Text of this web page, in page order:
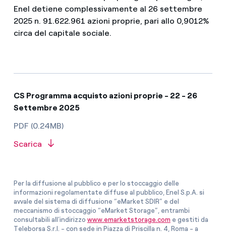
Enel detiene complessivamente al 26 settembre
2025 n. 91.622.961 azioni proprie, pari allo 0,9012%
circa del capitale sociale.
CS Programma acquisto azioni proprie - 22 - 26
Settembre 2025
PDF (0.24MB)
Scarica
Per la diffusione al pubblico e per lo stoccaggio delle
informazioni regolamentate diffuse al pubblico, Enel S.p.A. si
avvale del sistema di diffusione “eMarket SDIR” e del
meccanismo di stoccaggio “eMarket Storage”, entrambi
consultabili all’indirizzo www.emarketstorage.com e gestiti da
Teleborsa S.r.l. - con sede in Piazza di Priscilla n. 4, Roma - a